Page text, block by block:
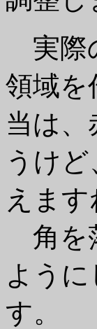
実際
領域を
当は
うけ
えます
角を
よう
す。